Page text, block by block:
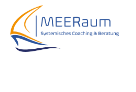
Inhalt
springen